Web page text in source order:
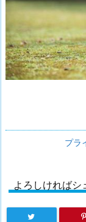
プラ
よろしければシ